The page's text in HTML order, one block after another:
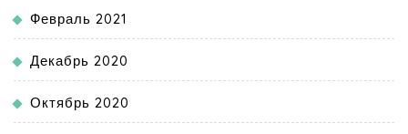
Февраль 2021
Декабрь 2020
Октябрь 2020